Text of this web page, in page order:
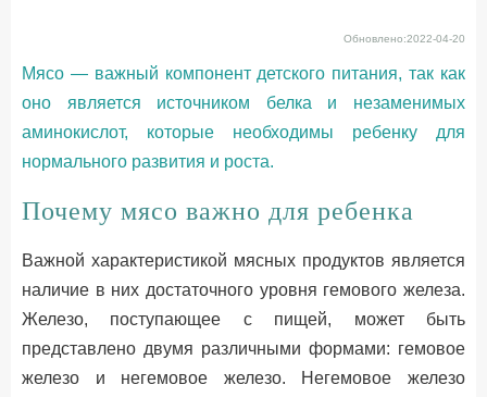
Обновлено:2022-04-20
Мясо — важный компонент детского питания, так как
оно является источником белка и незаменимых
аминокислот, которые необходимы ребенку для
нормального развития и роста.
Почему мясо важно для ребенка
Важной характеристикой мясных продуктов является
наличие в них достаточного уровня гемового железа.
Железо, поступающее с пищей, может быть
представлено двумя различными формами: гемовое
железо и негемовое железо. Негемовое железо